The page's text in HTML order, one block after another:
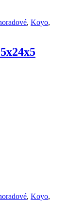
, Koyo,
, Koyo,